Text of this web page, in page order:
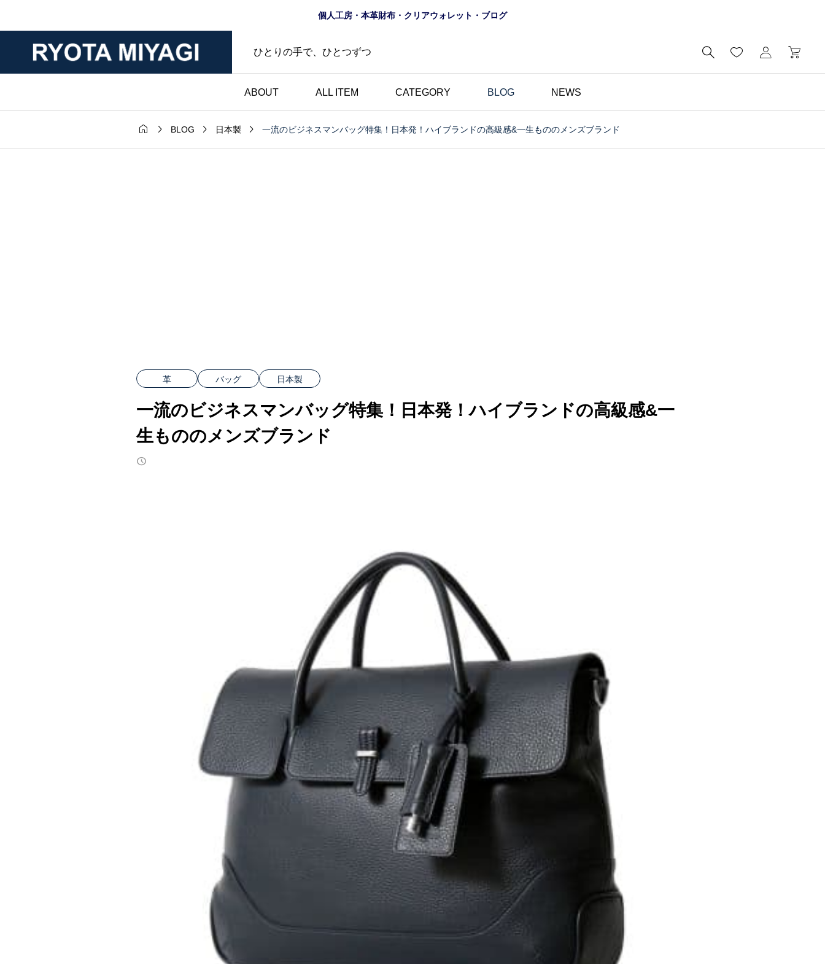
個人工房・本革財布・クリアウォレット・ブログ
ひとりの手で、ひとつずつ 
ABOUT ALL ITEM CATEGORY BLOG NEWS
財布 財布 財布
  BLOG  日本製  一流のビジネスマンバッグ特集！日本発！ハイブランドの高級感&一生もののメンズブランド
革 バッグ 日本製
一流のビジネスマンバッグ特集！日本発！ハイブランドの高級感&一
生もののメンズブランド